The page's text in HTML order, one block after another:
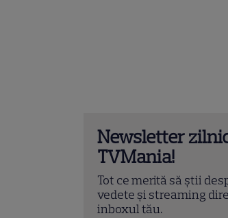
Newsletter
TVMania!
Tot ce merită să știi
vedete și streaming
inboxul tău.